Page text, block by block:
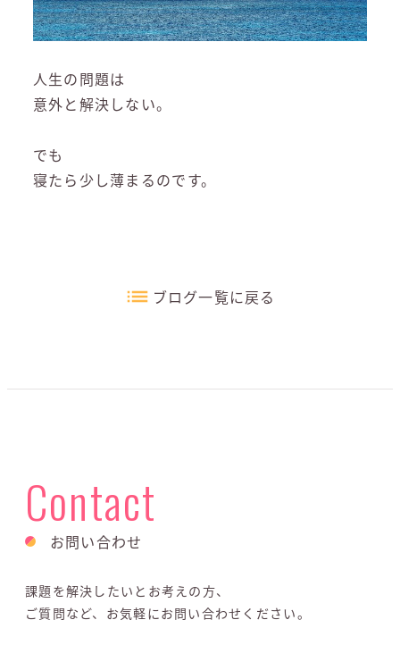
人生の問題は
意外と解決しない。
でも
寝たら少し薄まるのです。
ブログ一覧に戻る
Contact
お問い合わせ
課題を解決したいとお考えの方、
ご質問など、お気軽にお問い合わせください。